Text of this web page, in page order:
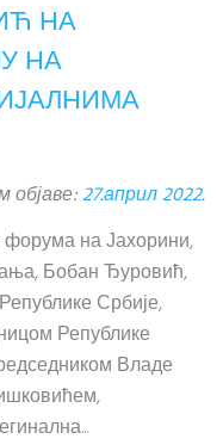
НА
НА
објаве:27.април 2022.
форума на Јахорини,
Бобан Ђуровић,
Србије,
Републике
Владе